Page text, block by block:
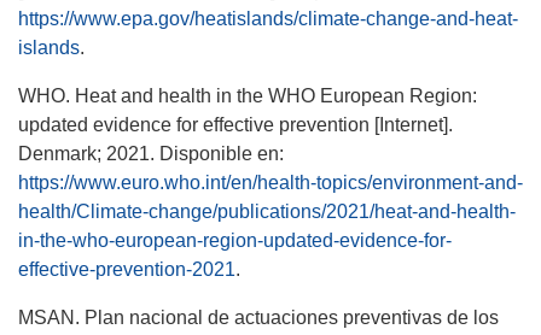
https://www.epa.gov/heatislands/climate-change-and-heat-
islands.
WHO. Heat and health in the WHO European Region:
updated evidence for effective prevention [Internet].
Denmark; 2021. Disponible en:
https://www.euro.who.int/en/health-topics/environment-and-
health/Climate-change/publications/2021/heat-and-health-
in-the-who-european-region-updated-evidence-for-
effective-prevention-2021.
MSAN. Plan nacional de actuaciones preventivas de los